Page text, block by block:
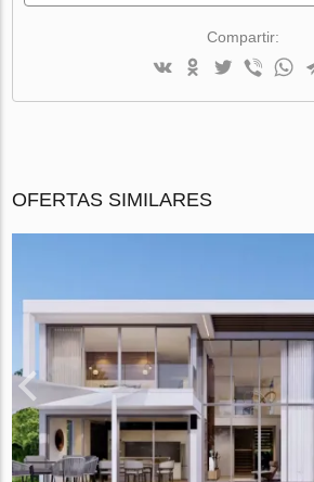
Compartir:
OFERTAS SIMILARES